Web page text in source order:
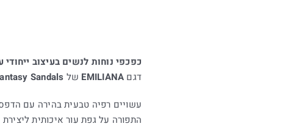
כפכפי נוחות לנשים בעיצוב
דגם EMILIANA של Sandals
עשויים רפיה טבעית בהירה עם
התפורה על גפת עור איכותית